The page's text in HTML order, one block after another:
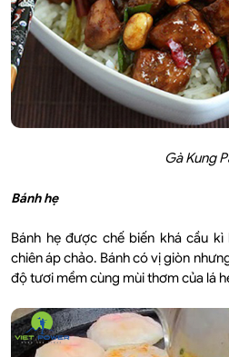
Gà Kung
Bánh hẹ
Bánh hẹ được chế biến khá cầu
chiên áp chảo. Bánh có vị giòn
độ tươi mềm cùng mùi thơm của lá